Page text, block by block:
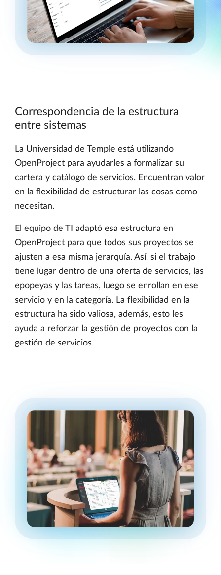
Correspondencia de la estructura
entre sistemas
La Universidad de Temple está utilizando
OpenProject para ayudarles a formalizar su
cartera y catálogo de servicios. Encuentran valor
en la flexibilidad de estructurar las cosas como
necesitan.
El equipo de TI adaptó esa estructura en
OpenProject para que todos sus proyectos se
ajusten a esa misma jerarquía. Así, si el trabajo
tiene lugar dentro de una oferta de servicios, las
epopeyas y las tareas, luego se enrollan en ese
servicio y en la categoría. La flexibilidad en la
estructura ha sido valiosa, además, esto les
ayuda a reforzar la gestión de proyectos con la
gestión de servicios.